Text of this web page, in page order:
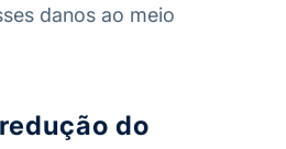
danos ao meio
do